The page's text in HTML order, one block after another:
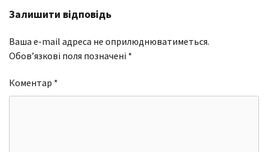
Залишити відповідь
Ваша e-mail адреса не оприлюднюватиметься.
Обов’язкові поля позначені *
Коментар *